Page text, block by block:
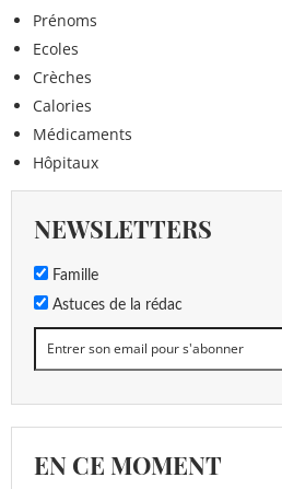
Prénoms
Ecoles
Crèches
Calories
Médicaments
Hôpitaux
NEWSLETTERS
Famille
Astuces de la rédac
EN CE MOMENT